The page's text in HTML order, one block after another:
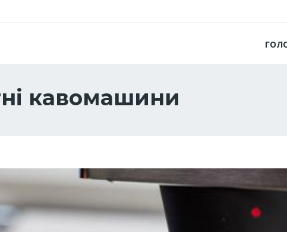
кавомашини